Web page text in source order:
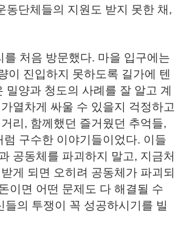
동단체들의 지원도 받지 못한 채,
처음 방문했다. 마을 입구에는
이 진입하지 못하도록 길가에 텐
밀양과 청도의 사례를 잘 알고 계
열차게 싸울 수 있을지 걱정하고
리, 함께했던 즐거웠던 추억들,
구수한 이야기들이었다. 이들
공동체를 파괴하지 말고, 지금처
게 되면 오히려 공동체가 파괴되
이면 어떤 문제도 다 해결될 수
들의 투쟁이 꼭 성공하시기를 빌